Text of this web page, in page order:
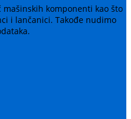
komponenti kao što
i lančanici. Takođe nudimo